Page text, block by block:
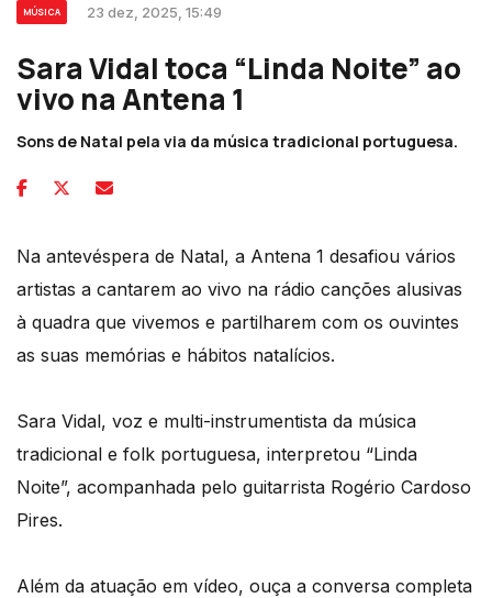
MÚSICA 23 dez, 2025, 15:49
Sara Vidal toca “Linda Noite” ao
vivo na Antena 1
Sons de Natal pela via da música tradicional portuguesa.
Na antevéspera de Natal, a Antena 1 desafiou vários
artistas a cantarem ao vivo na rádio canções alusivas
à quadra que vivemos e partilharem com os ouvintes
as suas memórias e hábitos natalícios.
Sara Vidal, voz e multi-instrumentista da música
tradicional e folk portuguesa, interpretou “Linda
Noite”, acompanhada pelo guitarrista Rogério Cardoso
Pires.
Além da atuação em vídeo, ouça a conversa completa